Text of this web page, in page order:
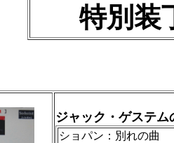
特別装
ジャック・ゲステ
ショパン：別れの曲